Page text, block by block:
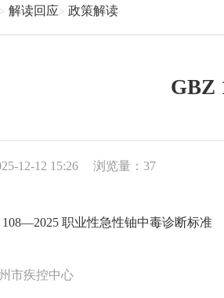
解读回应 政策解读
GBZ
12-12 15:26 浏览量：37
职业性急性铀中毒诊断标准
市疾控中心